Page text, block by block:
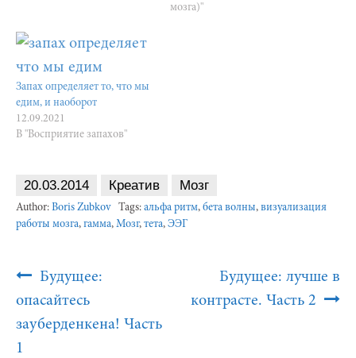
мозга)"
Запах определяет то, что мы
едим, и наоборот
12.09.2021
В "Восприятие запахов"
20.03.2014 Креатив Мозг
Author: Boris Zubkov Tags: альфа ритм, бета волны, визуализация
работы мозга, гамма, Мозг, тета, ЭЭГ
Post
Navigation
Будущее:
опасайтесь
зауберденкена! Часть
1
Будущее: лучше в
контрасте. Часть 2